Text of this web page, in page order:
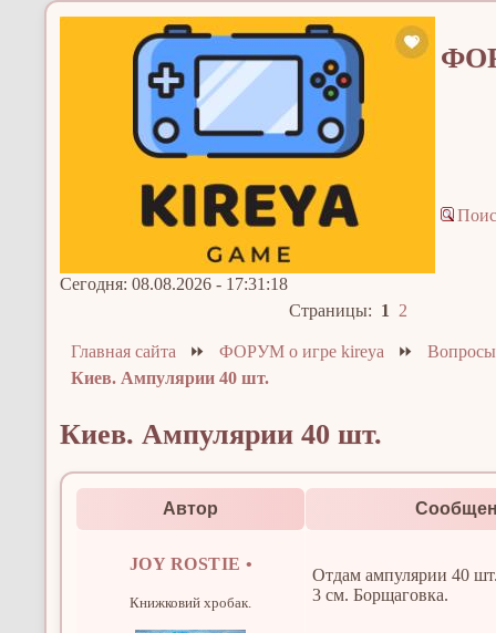
Сегодня: 08.08.2026 - 17:31:18
Страницы: 1 2
Главная сайта ⏩ФОРУМ о игре kireya ⏩
Киев. Ампулярии 40 шт.
Киев. Ампулярии 40 шт.
Автор
JOY ROSTIE •
Книжковий хробак.
Отдам ампулярии 40
3 см. Борщаговка.